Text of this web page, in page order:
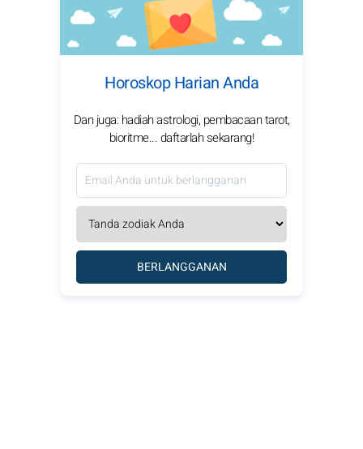
Horoskop Harian Anda
Dan juga: hadiah astrologi, pembacaan tarot,
bioritme... daftarlah sekarang!
BERLANGGANAN